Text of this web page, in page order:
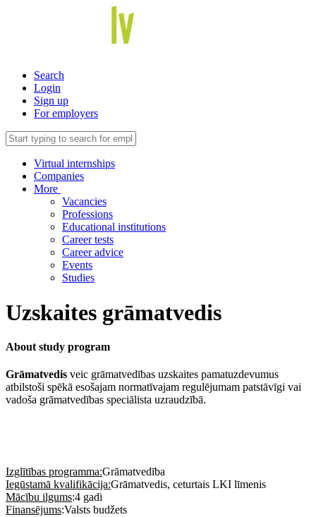
Search
Login
Sign up
For employers
Virtual internships
Companies
More
Vacancies
Professions
Educational institutions
Career tests
Career advice
Events
Studies
Uzskaites grāmatvedis
About study program
Grāmatvedis veic grāmatvedības uzskaites pamatuzdevumus
atbilstoši spēkā esošajam normatīvajam regulējumam patstāvīgi vai
vadoša grāmatvedības speciālista uzraudzībā.
Izglītības programma:Grāmatvedība
Iegūstamā kvalifikācija:Grāmatvedis, ceturtais LKI līmenis
Mācību ilgums:4 gadi
Finansējums:Valsts budžets